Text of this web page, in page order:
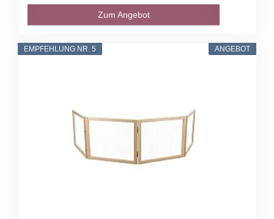
Zum Angebot
ANGEBOT
EMPFEHLUNG NR. 5